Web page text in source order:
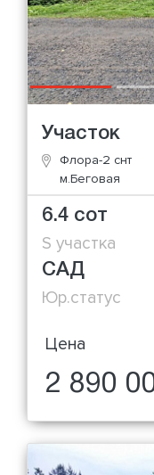
Участок
Флора-2 снт
м.Беговая
6.4 сот
S участка
САД
Юр.статус
Цена
2 890